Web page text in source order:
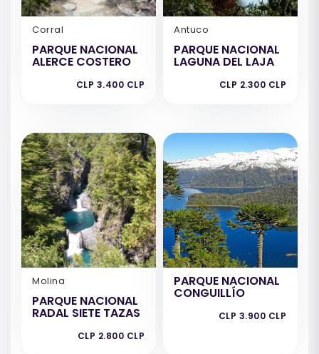
Corral
PARQUE NACIONAL
ALERCE COSTERO
CLP 3.400 CLP
Antuco
PARQUE NACIONAL
LAGUNA DEL LAJA
CLP 2.300 CLP
Molina
PARQUE NACIONAL
RADAL SIETE TAZAS
CLP 2.800 CLP
PARQUE NACIONAL
CONGUILLÍO
CLP 3.900 CLP